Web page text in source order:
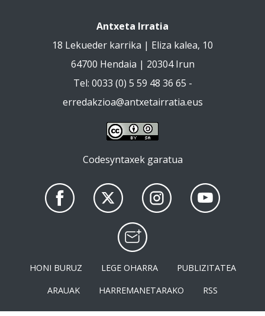
Antxeta Irratia
18 Lekueder karrika | Eliza kalea, 10
64700 Hendaia | 20304 Irun
Tel: 0033 (0) 5 59 48 36 65 -
erredakzioa@antxetairratia.eus
Codesyntaxek garatua
HONI BURUZ LEGE OHARRA
PUBLIZITATEA
ARAUAK
HARREMANETARAKO RSS